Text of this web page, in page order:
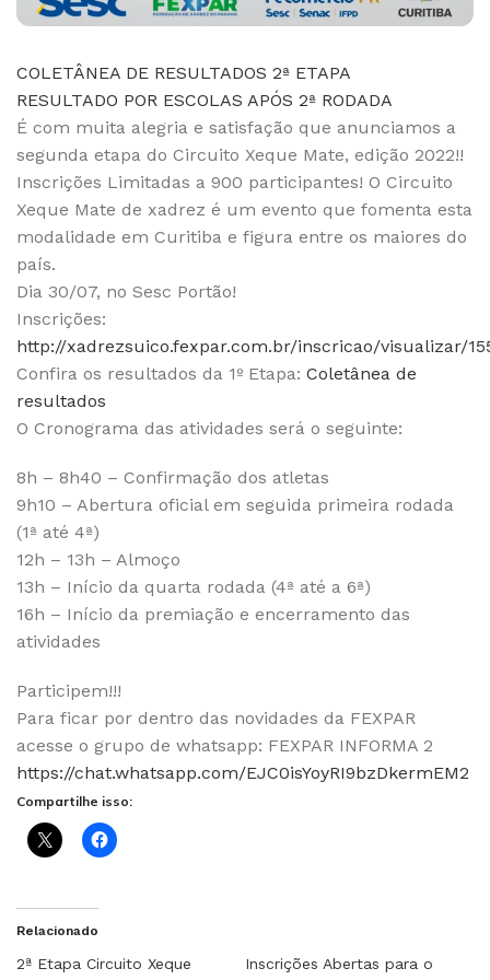
COLETÂNEA DE RESULTADOS 2ª ETAPA
RESULTADO POR ESCOLAS APÓS 2ª RODADA
É com muita alegria e satisfação que anunciamos a
segunda etapa do Circuito Xeque Mate, edição 2022!!
Inscrições Limitadas a 900 participantes! O Circuito
Xeque Mate de xadrez é um evento que fomenta esta
modalidade em Curitiba e figura entre os maiores do
país.
Dia 30/07, no Sesc Portão!
Inscrições:
http://xadrezsuico.fexpar.com.br/inscricao/visualizar/
Confira os resultados da 1º Etapa: Coletânea de
resultados
O Cronograma das atividades será o seguinte:
8h – 8h40 – Confirmação dos atletas
9h10 – Abertura oficial em seguida primeira rodada
(1ª até 4ª)
12h – 13h – Almoço
13h – Início da quarta rodada (4ª até a 6ª)
16h – Início da premiação e encerramento das
atividades
Participem!!!
Para ficar por dentro das novidades da FEXPAR
acesse o grupo de whatsapp: FEXPAR INFORMA 2
https://chat.whatsapp.com/EJC0isYoyRI9bzDkermEM2
Compartilhe isso:
Relacionado
2ª Etapa Circuito Xeque
Inscrições Abertas para o